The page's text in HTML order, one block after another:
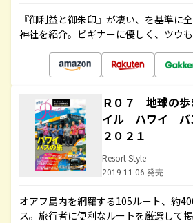
『御利益と御朱印』が凄い、を基準に
神社を紹介。ビギナーに優しく、ツウも
Ｒ０７ 地球の
イル ハワイ バ
２０２１
Resort Style
2019.11.06 発売
オアフ島内を網羅する105ルート、約
ス。旅行者に便利なルートを厳選して掲